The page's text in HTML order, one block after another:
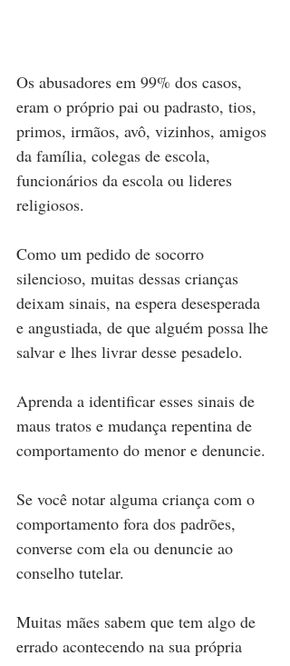
Os abusadores em 99% dos casos,
eram o próprio pai ou padrasto, tios,
primos, irmãos, avô, vizinhos, amigos
da família, colegas de escola,
funcionários da escola ou lideres
religiosos.
Como um pedido de socorro
silencioso, muitas dessas crianças
deixam sinais, na espera desesperada
e angustiada, de que alguém possa lhe
salvar e lhes livrar desse pesadelo.
Aprenda a identificar esses sinais de
maus tratos e mudança repentina de
comportamento do menor e denuncie.
Se você notar alguma criança com o
comportamento fora dos padrões,
converse com ela ou denuncie ao
conselho tutelar.
Muitas mães sabem que tem algo de
errado acontecendo na sua própria